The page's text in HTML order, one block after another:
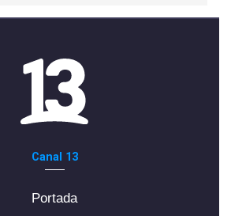
Canal 13
Portada